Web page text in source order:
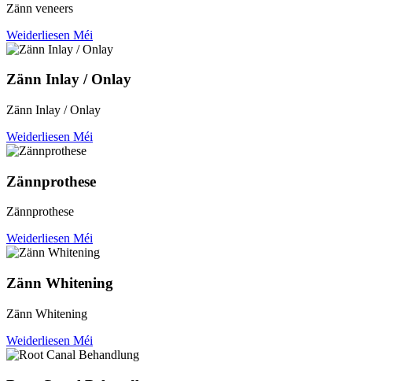
Zänn veneers
Weiderliesen Méi
Zänn Inlay / Onlay
Zänn Inlay / Onlay
Weiderliesen Méi
Zännprothese
Zännprothese
Weiderliesen Méi
Zänn Whitening
Zänn Whitening
Weiderliesen Méi